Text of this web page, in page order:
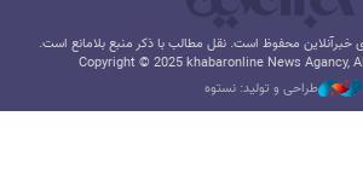
محفوظ است. نقل مطالب با ذکر منبع بلامانع است.
Copyright © 2025 khabaronline News Agancy,
طراحی و تولید: نستوه